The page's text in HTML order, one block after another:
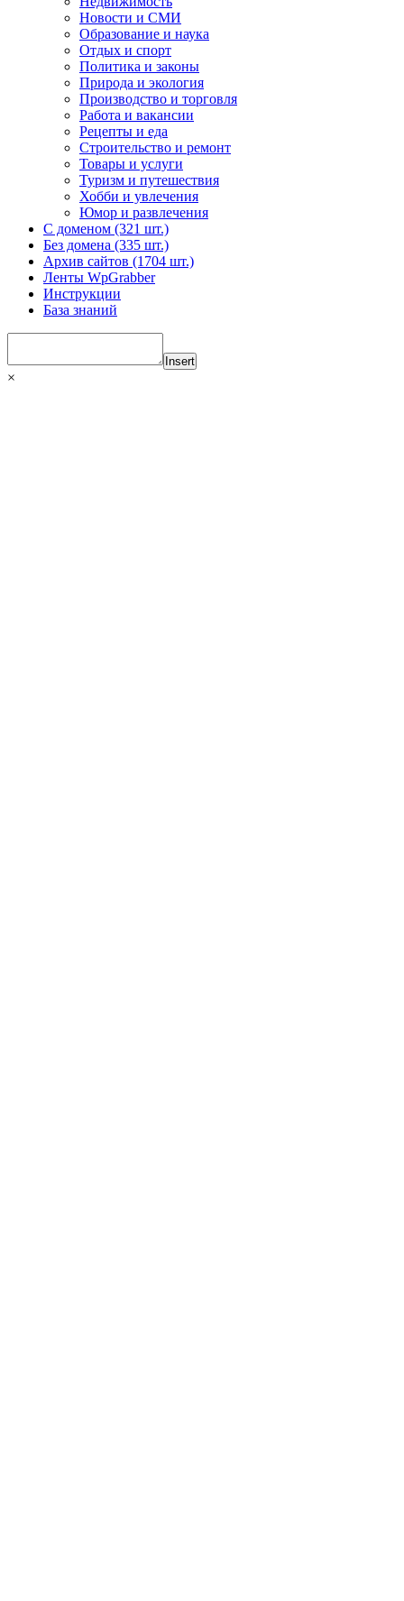
Новости и СМИ
Образование и наука
Отдых и спорт
Политика и законы
Природа и экология
Производство и торговля
Работа и вакансии
Рецепты и еда
Строительство и ремонт
Товары и услуги
Туризм и путешествия
Хобби и увлечения
Юмор и развлечения
С доменом (321 шт.)
Без домена (335 шт.)
Архив сайтов (1704 шт.)
Ленты WpGrabber
Инструкции
База знаний
Insert
×